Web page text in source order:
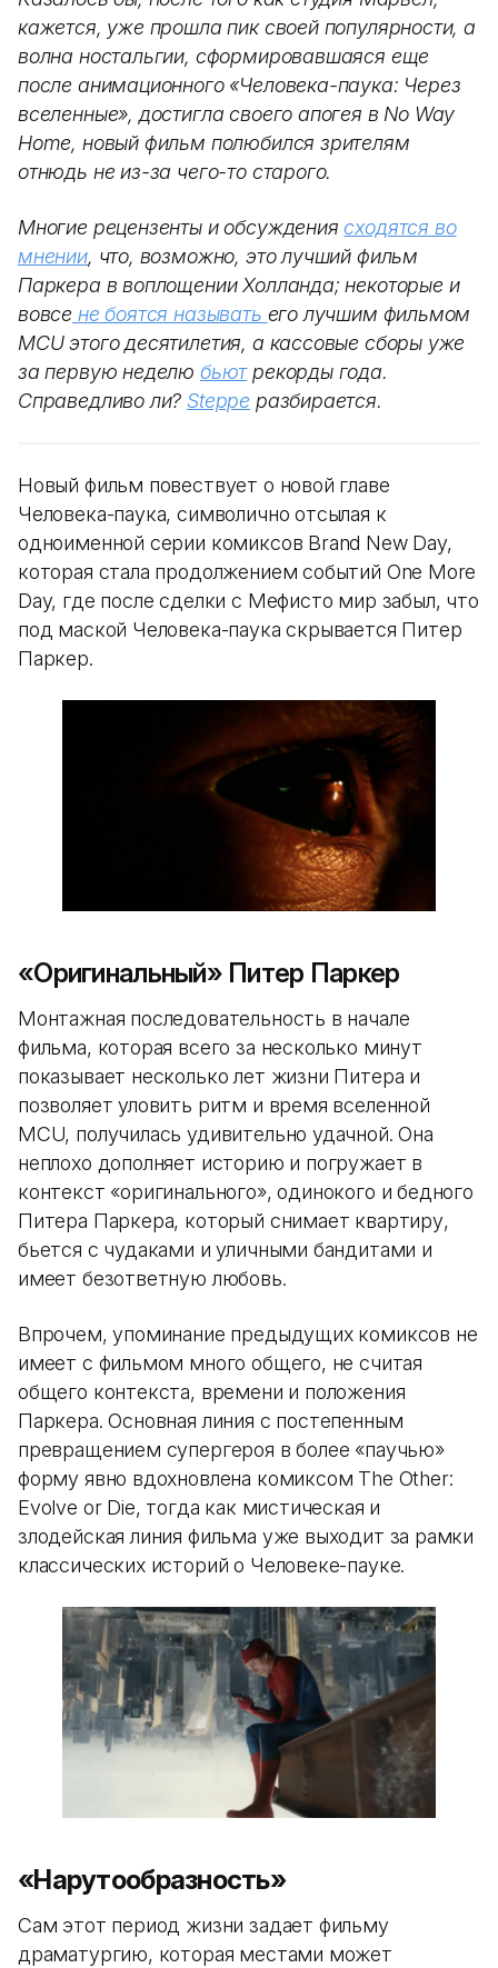
кажется, уже прошла пик своей популярности, а
волна ностальгии, сформировавшаяся еще
после анимационного «Человека-паука: Через
вселенные», достигла своего апогея в No Way
Home, новый фильм полюбился зрителям
отнюдь не из-за чего-то старого.
Многие рецензенты и обсуждениясходятся во
мнении, что, возможно, это лучший фильм
Паркера в воплощении Холланда; некоторые и
вовсе не боятся называть его лучшим фильмом
MCU этого десятилетия, а кассовые сборы уже
за первую неделю бьютрекорды года.
Справедливо ли? Steppe разбирается.
Новый фильм повествует о новой главе
Человека-паука, символично отсылая к
одноименной серии комиксов Brand New Day,
которая стала продолжением событий One More
Day, где после сделки с Мефисто мир забыл, что
под маской Человека-паука скрывается Питер
Паркер.
«Оригинальный» Питер Паркер
Монтажная последовательность в начале
фильма, которая всего за несколько минут
показывает несколько лет жизни Питера и
позволяет уловить ритм и время вселенной
MCU, получилась удивительно удачной. Она
неплохо дополняет историю и погружает в
контекст «оригинального», одинокого и бедного
Питера Паркера, который снимает квартиру,
бьется с чудаками и уличными бандитами и
имеет безответную любовь.
Впрочем, упоминание предыдущих комиксов не
имеет с фильмом много общего, не считая
общего контекста, времени и положения
Паркера. Основная линия с постепенным
превращением супергероя в более «паучью»
форму явно вдохновлена комиксом The Other:
Evolve or Die, тогда как мистическая и
злодейская линия фильма уже выходит за рамки
классических историй о Человеке-пауке.
«Нарутообразность»
Сам этот период жизни задает фильму
драматургию, которая местами может